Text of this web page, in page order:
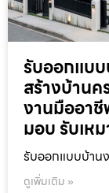
รับออกแบ
สร้างบ้าน
งานมืออา
มอบ รับเห
รับออกแบบบ้าน
ดูเพิ่มเติม »